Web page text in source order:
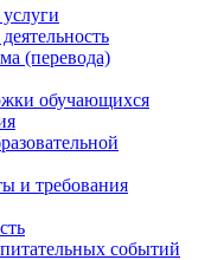
(перевода)
обучающихся
и требования
событий